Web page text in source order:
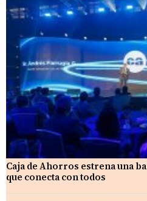
Caja de Ahorros estrena una
que conecta con todos